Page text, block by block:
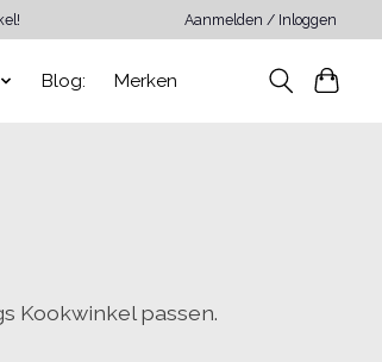
Aanmelden / Inloggen
Blog: Merken
Kookwinkel passen.